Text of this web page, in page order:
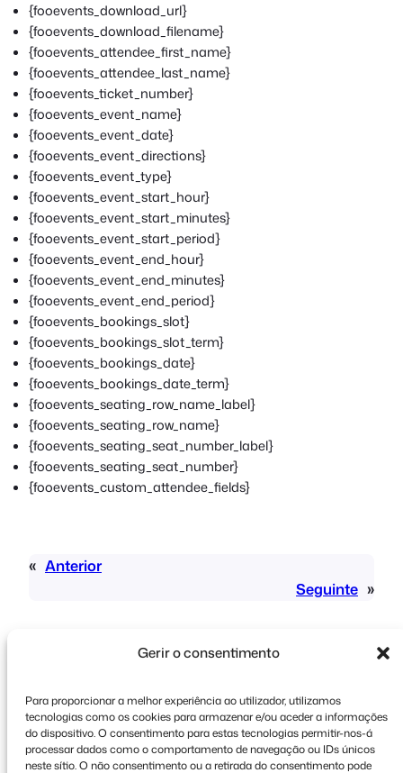
Gerir o consentimento
Para proporcionar a melhor experiência ao utilizador, utilizamos
tecnologias como os cookies para armazenar e/ou aceder a informações
do dispositivo. O consentimento para estas tecnologias permitir-nos-á
processar dados como o comportamento de navegação ou IDs únicos
neste sítio. O não consentimento ou a retirada do consentimento pode
{fooevents_download_url}
{fooevents_download_filename}
{fooevents_attendee_first_name}
{fooevents_attendee_last_name}
{fooevents_ticket_number}
{fooevents_event_name}
{fooevents_event_date}
{fooevents_event_directions}
{fooevents_event_type}
{fooevents_event_start_hour}
{fooevents_event_start_minutes}
{fooevents_event_start_period}
{fooevents_event_end_hour}
{fooevents_event_end_minutes}
{fooevents_event_end_period}
{fooevents_bookings_slot}
{fooevents_bookings_slot_term}
{fooevents_bookings_date}
{fooevents_bookings_date_term}
{fooevents_seating_row_name_label}
{fooevents_seating_row_name}
{fooevents_seating_seat_number_label}
{fooevents_seating_seat_number}
{fooevents_custom_attendee_fields}
« Anterior
Seguinte »
Direitos de autor © 2026 FooEvents. Todos os
direitos reservados.